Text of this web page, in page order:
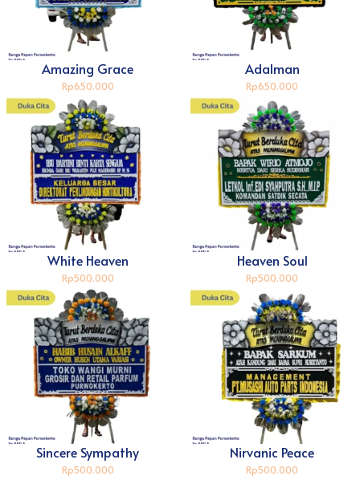
Amazing Grace
Rp650.000
Adalman
Rp650.000
White Heaven
Rp500.000
Heaven Soul
Rp500.000
Sincere Sympathy
Rp500.000
Nirvanic Peace
Rp500.000